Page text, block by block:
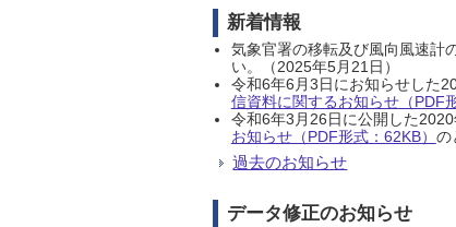
新着情報
気象官署の移転及び風向風速計
い。（2025年5月21日）
令和6年6月3日にお知らせした
信資料に関するお知らせ（PDF
令和6年3月26日に公開した
お知らせ（PDF形式：62KB） の
過去のお知らせ
データ修正のお知らせ